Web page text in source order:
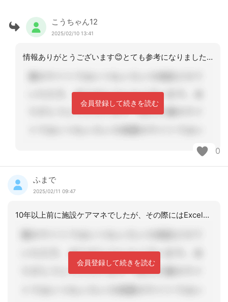
こうちゃん12
2025/02/10 13:41
情報ありがとうございます😊とても参考になりました💦介護ソフトでの作成を提案して、
会員登録して続きを読む
0
ふまで
2025/02/11 09:47
10年以上前に施設ケアマネでしたが、その際にはExcelで作成していましたが今は
会員登録して続きを読む